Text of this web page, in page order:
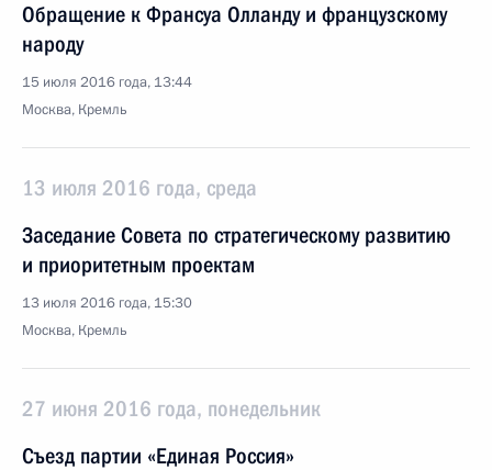
Обращение к Франсуа Олланду и французскому
народу
15 июля 2016 года, 13:44
Москва, Кремль
13 июля 2016 года, среда
Заседание Совета по стратегическому развитию
и приоритетным проектам
13 июля 2016 года, 15:30
Москва, Кремль
27 июня 2016 года, понедельник
Съезд партии «Единая Россия»